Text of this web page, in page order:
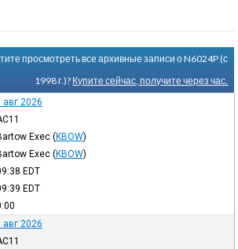
просмотреть все архивные записи о N6024P (с
1998 г.)? Купите сейчас, получите через час.
авг 2026
Exec (KBOW)
Exec (KBOW)
EDT
EDT
авг 2026